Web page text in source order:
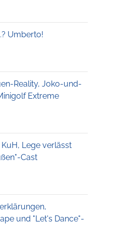
Umberto!
Reality, Joko-und-
Extreme
Lege verlässt
Cast
und "Let's Dance"-